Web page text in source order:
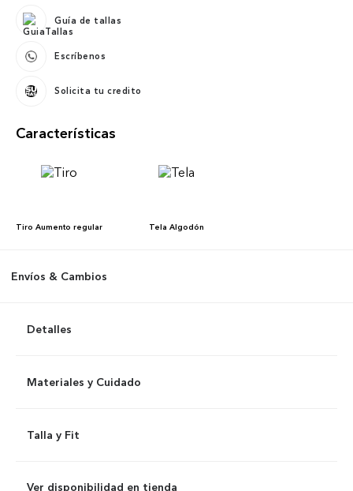
Guía de tallas
Escríbenos
Solicita tu credito
Características
Tiro Aumento regular Tela Algodón
Envíos & Cambios
Detalles
Materiales y Cuidado
Talla y Fit
Ver disponibilidad en tienda